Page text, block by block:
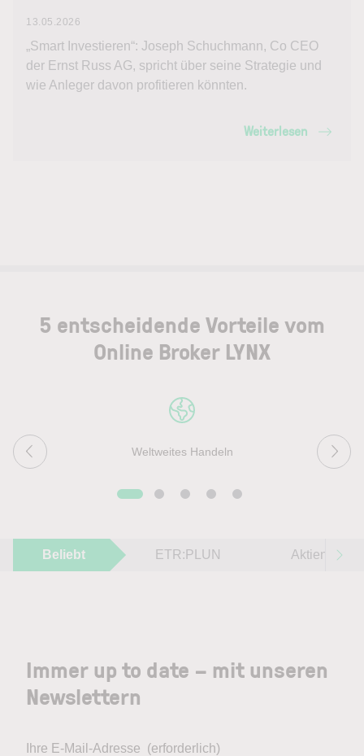
13.05.2026
„Smart Investieren“: Joseph Schuchmann, Co CEO
der Ernst Russ AG, spricht über seine Strategie und
wie Anleger davon profitieren könnten.
Weiterlesen
5 entscheidende Vorteile vom
Online Broker LYNX
Weltweites Handeln
Beliebt ETR:PLUN Aktien im
Immer up to date – mit unseren
Newslettern
Ihre E-Mail-Adresse (erforderlich)